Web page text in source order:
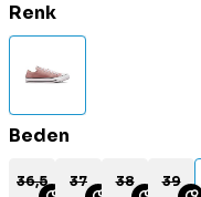
Renk
Beden
36,5 37 38 39